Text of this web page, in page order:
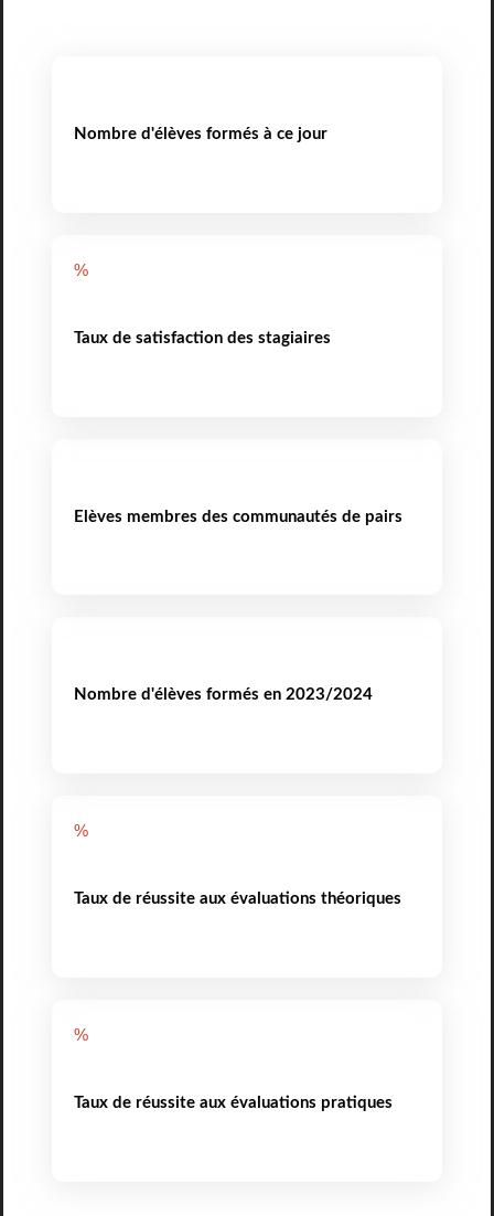
Nombre d'élèves formés à ce jour
%
Taux de satisfaction des stagiaires
Elèves membres des communautés de pairs
Nombre d'élèves formés en 2023/2024
%
Taux de réussite aux évaluations théoriques
%
Taux de réussite aux évaluations pratiques